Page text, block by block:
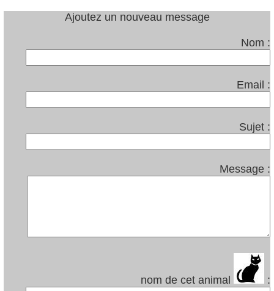
Ajoutez un nouveau message
Nom :
Email :
Sujet :
Message :
nom de cet animal :